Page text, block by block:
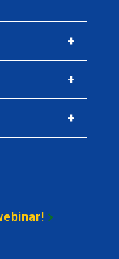
gegloeid ca 6